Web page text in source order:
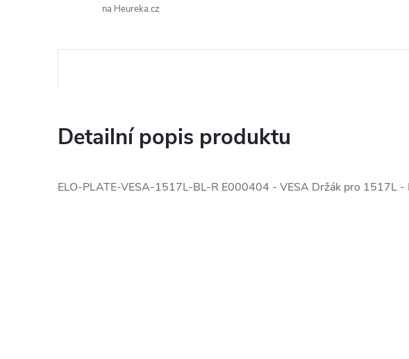
na Heureka.cz
Detailní popis produktu
ELO-PLATE-VESA-1517L-BL-R E000404 - VESA Držák pro 1517L -